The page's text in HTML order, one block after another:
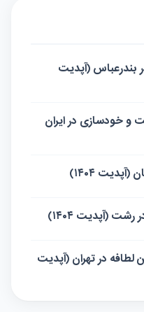
بندرعباس (آپدیت
و خودسازی در ایران
لطافه در تهران (آپدیت